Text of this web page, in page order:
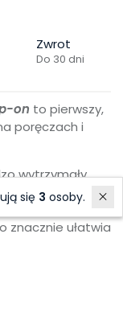
Zwrot
Do 30 dni
on to pierwszy,
poręczach i
wytrzymały.
jak i w poziomie,
z
znacznie ułatwia
się 3 osoby.